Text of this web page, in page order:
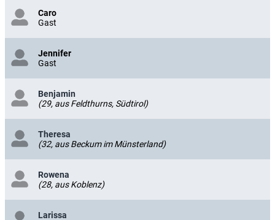
Caro
Gast
Jennifer
Gast
Benjamin
(29, aus Feldthurns, Südtirol)
Theresa
(32, aus Beckum im Münsterland)
Rowena
(28, aus Koblenz)
Larissa